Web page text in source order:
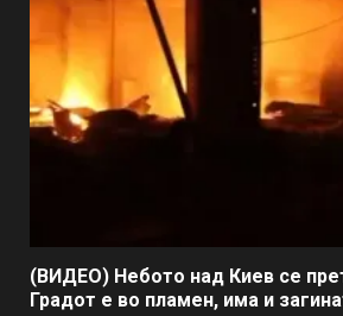
(ВИДЕО) Небото над Киев се
Градот е во пламен, има и